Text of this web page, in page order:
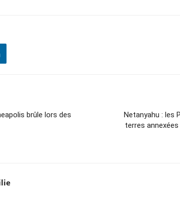
brûle lors des
Netanyahu : les
terres